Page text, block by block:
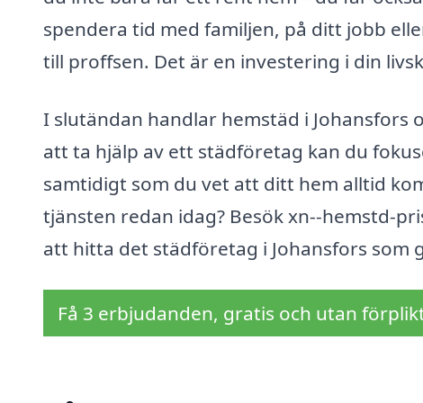
spendera tid med familjen, på ditt jobb
till proffsen. Det är en investering i din
I slutändan handlar hemstäd i
att ta hjälp av ett städföretag kan du
samtidigt som du vet att ditt hem alltid
tjänsten redan idag? Besök xn--hemstd-
att hitta det städföretag i Johansfors som
Få 3 erbjudanden, gratis och utan